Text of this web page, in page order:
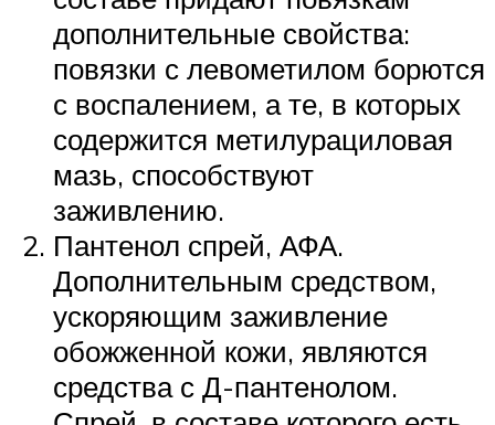
дополнительные свойства:
повязки с левометилом борются
с воспалением, а те, в которых
содержится метилурациловая
мазь, способствуют
заживлению.
Пантенол спрей, АФА.
Дополнительным средством,
ускоряющим заживление
обожженной кожи, являются
средства с Д-пантенолом.